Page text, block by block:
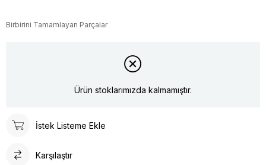
Birbirini Tamamlayan Parçalar
Ürün stoklarımızda kalmamıştır.
İstek Listeme Ekle
Karşılaştır